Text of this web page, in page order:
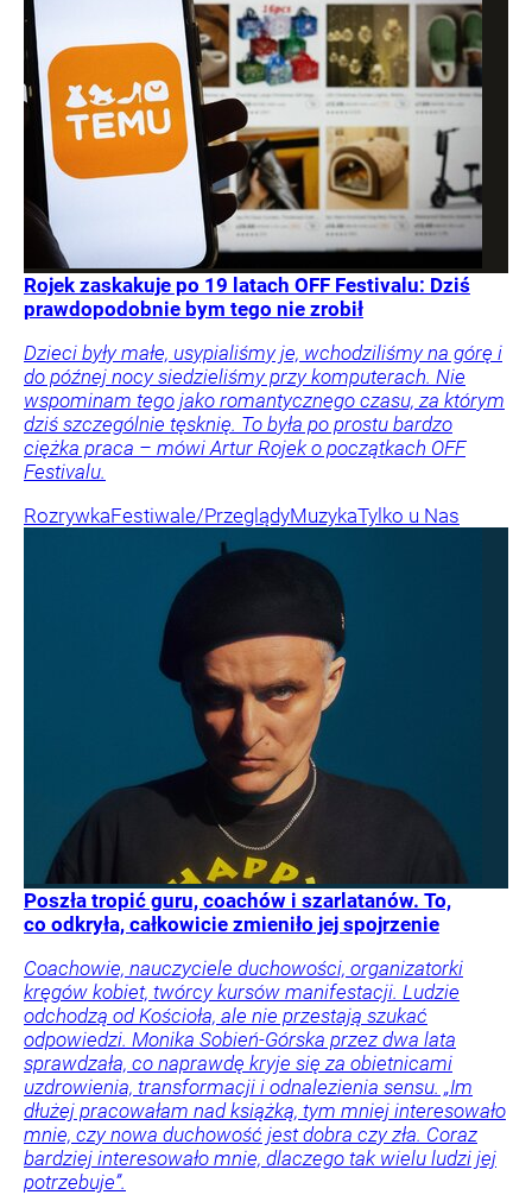
Rojek zaskakuje po 19 latach OFF Festivalu: Dziś
prawdopodobnie bym tego nie zrobił
Dzieci były małe, usypialiśmy je, wchodziliśmy na górę i
do późnej nocy siedzieliśmy przy komputerach. Nie
wspominam tego jako romantycznego czasu, za którym
dziś szczególnie tęsknię. To była po prostu bardzo
ciężka praca – mówi Artur Rojek o początkach OFF
Festivalu.
RozrywkaFestiwale/PrzeglądyMuzykaTylko u Nas
Poszła tropić guru, coachów i szarlatanów. To,
co odkryła, całkowicie zmieniło jej spojrzenie
Coachowie, nauczyciele duchowości, organizatorki
kręgów kobiet, twórcy kursów manifestacji. Ludzie
odchodzą od Kościoła, ale nie przestają szukać
odpowiedzi. Monika Sobień-Górska przez dwa lata
sprawdzała, co naprawdę kryje się za obietnicami
uzdrowienia, transformacji i odnalezienia sensu. „Im
dłużej pracowałam nad książką, tym mniej interesowało
mnie, czy nowa duchowość jest dobra czy zła. Coraz
bardziej interesowało mnie, dlaczego tak wielu ludzi jej
potrzebuje”.